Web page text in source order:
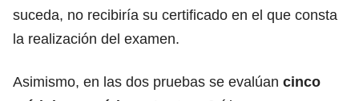
suceda, no recibiría su certificado en el que consta
la realización del examen.
Asimismo, en las dos pruebas se evalúan cinco